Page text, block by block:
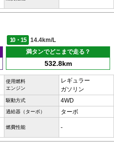
10・15
14.4km/L
満タンでどこまで走る？
532.8km
使用燃料
エンジン
レギュラー
ガソリン
駆動方式 4WD
過給器（ターボ） ターボ
燃費性能 -